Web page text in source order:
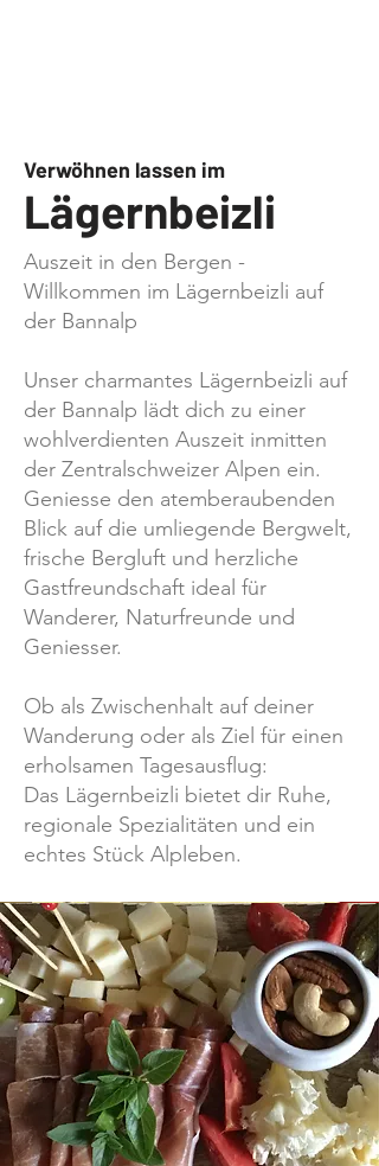
Verwöhnen lassen im
Lägernbeizli
Auszeit in den Bergen -
Willkommen im Lägernbeizli auf
der Bannalp
Unser charmantes Lägernbeizli auf
der Bannalp lädt dich zu einer
wohlverdienten Auszeit inmitten
der Zentralschweizer Alpen ein.
Geniesse den atemberaubenden
Blick auf die umliegende Bergwelt,
frische Bergluft und herzliche
Gastfreundschaft ideal für
Wanderer, Naturfreunde und
Geniesser.
Ob als Zwischenhalt auf deiner
Wanderung oder als Ziel für einen
erholsamen Tagesausflug:
Das Lägernbeizli bietet dir Ruhe,
regionale Spezialitäten und ein
echtes Stück Alpleben.